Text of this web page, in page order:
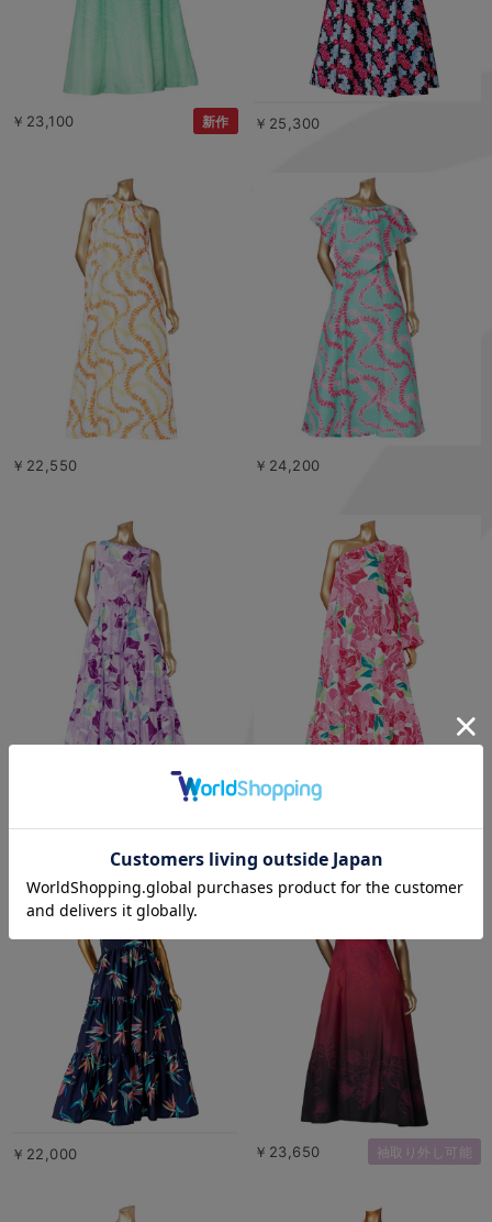
￥23,100 新作 ￥25,300
￥22,550 ￥24,200
￥22,000 ￥23,650 袖取り外し可能